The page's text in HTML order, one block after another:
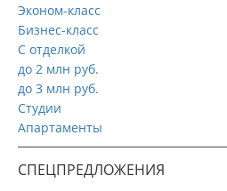
Эконом-класс
Бизнес-класс
С отделкой
до 2 млн руб.
до 3 млн руб.
Студии
Апартаменты
СПЕЦПРЕДЛОЖЕНИЯ